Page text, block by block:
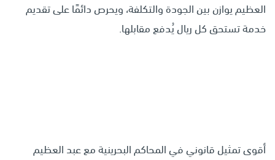
العظيم يوازن بين الجودة والتكلفة، ويحرص دائمًا على تقديم
خدمة تستحق كل ريال يُدفع مقابلها.
أقوى تمثيل قانوني في المحاكم البحرينية مع عبد العظيم